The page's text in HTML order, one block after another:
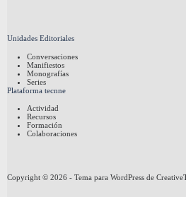
Unidades Editoriales
Conversaciones
Manifiestos
Monografías
Series
Plataforma tecnne
Actividad
Recursos
Formación
Colaboraciones
Copyright © 2026 - Tema para WordPress de